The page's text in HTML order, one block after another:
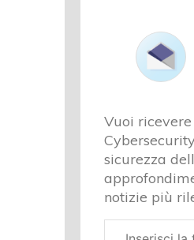
e
Chi
Vuoi
sicurezza
notizie più